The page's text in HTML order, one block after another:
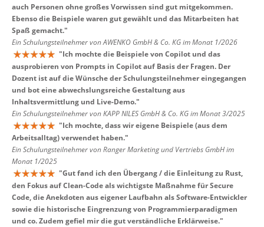
auch Personen ohne großes Vorwissen sind gut mitgekommen.
Ebenso die Beispiele waren gut gewählt und das Mitarbeiten hat
Spaß gemacht."
Ein Schulungsteilnehmer von AWENKO GmbH & Co. KG im Monat 1/2026
"Ich mochte die Beispiele von Copilot und das
ausprobieren von Prompts in Copilot auf Basis der Fragen. Der
Dozent ist auf die Wünsche der Schulungsteilnehmer eingegangen
und bot eine abwechslungsreiche Gestaltung aus
Inhaltsvermittlung und Live-Demo."
Ein Schulungsteilnehmer von KAPP NILES GmbH & Co. KG im Monat 3/2025
"Ich mochte, dass wir eigene Beispiele (aus dem
Arbeitsalltag) verwendet haben."
Ein Schulungsteilnehmer von Ranger Marketing und Vertriebs GmbH im
Monat 1/2025
"Gut fand ich den Übergang / die Einleitung zu Rust,
den Fokus auf Clean-Code als wichtigste Maßnahme für Secure
Code, die Anekdoten aus eigener Laufbahn als Software-Entwickler
sowie die historische Eingrenzung von Programmierparadigmen
und co. Zudem gefiel mir die gut verständliche Erklärweise."